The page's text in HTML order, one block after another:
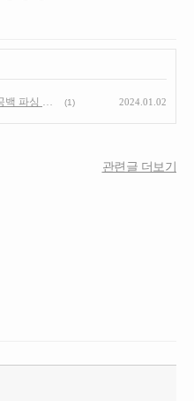
Safari Invalid Date 문제 (new Date()에 공백 파싱 이슈) (1) 2024.01.02
관련글 더보기